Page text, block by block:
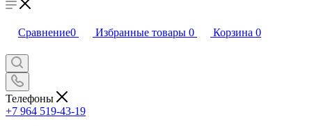
Сравнение0 Избранные товары 0 Корзина 0
Телефоны
+7 964 519-43-19